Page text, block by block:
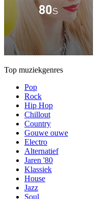
Top muziekgenres
Pop
Rock
Hip Hop
Chillout
Country
Gouwe ouwe
Electro
Alternatief
Jaren '80
Klassiek
House
Jazz
Soul